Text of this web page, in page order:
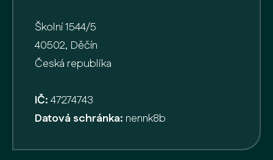
Školní 1544/5
40502, Děčín
Česká republika
IČ:47274743
Datová schránka: nennk8b